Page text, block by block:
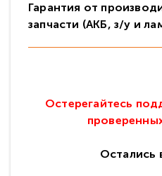
Гарантия от
запчасти (АКБ, з/у и
Остерегайтесь
Остались